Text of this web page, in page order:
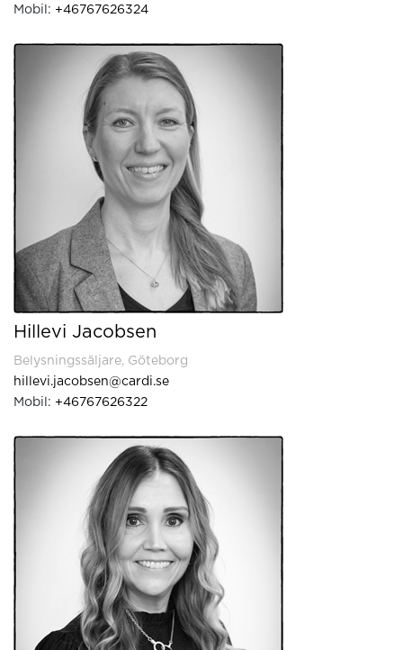
Mobil: +46767626324
Hillevi Jacobsen
Belysningssäljare, Göteborg
hillevi.jacobsen@cardi.se
Mobil: +46767626322